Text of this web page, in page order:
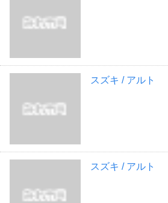
スズキ / アルト
スズキ / アルト